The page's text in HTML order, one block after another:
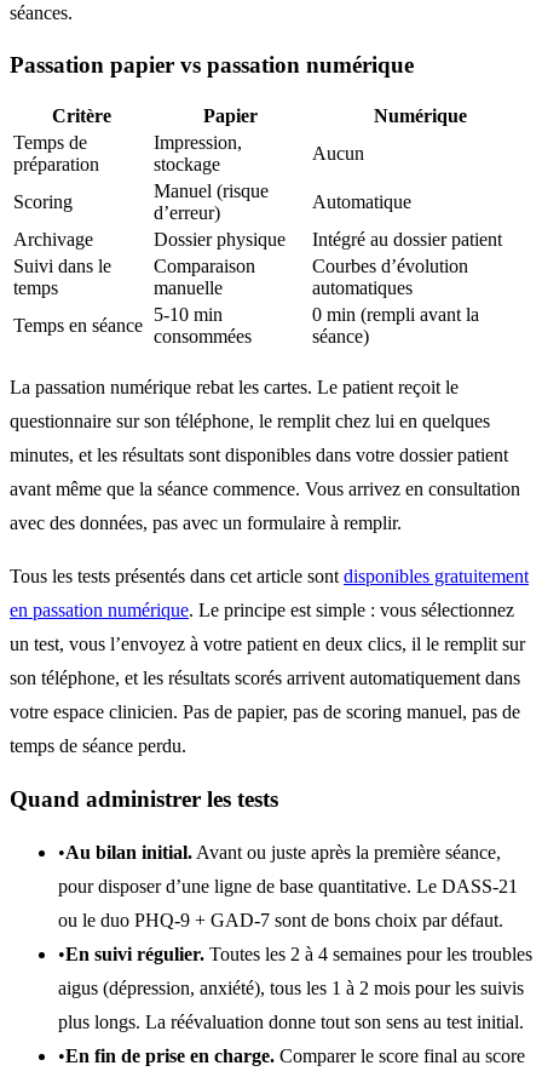
séances.
Passation papier vs passation numérique
Critère Papier
Numérique
Temps de
préparation
Impression,
stockage
Aucun
Scoring
Manuel (risque
d’erreur)
Automatique
Archivage
Dossier physique
Intégré au dossier patient
Suivi dans le
temps
Comparaison
manuelle
Courbes d’évolution
automatiques
Temps en séance
5-10 min
consommées
0 min (rempli avant la
séance)
La passation numérique rebat les cartes. Le patient reçoit le
questionnaire sur son téléphone, le remplit chez lui en quelques
minutes, et les résultats sont disponibles dans votre dossier patient
avant même que la séance commence. Vous arrivez en consultation
avec des données, pas avec un formulaire à remplir.
Tous les tests présentés dans cet article sont disponibles gratuitement
en passation numérique. Le principe est simple : vous sélectionnez
un test, vous l’envoyez à votre patient en deux clics, il le remplit sur
son téléphone, et les résultats scorés arrivent automatiquement dans
votre espace clinicien. Pas de papier, pas de scoring manuel, pas de
temps de séance perdu.
Quand administrer les tests
•Au bilan initial. Avant ou juste après la première séance,
pour disposer d’une ligne de base quantitative. Le DASS-21
ou le duo PHQ-9 + GAD-7 sont de bons choix par défaut.
•En suivi régulier. Toutes les 2 à 4 semaines pour les troubles
aigus (dépression, anxiété), tous les 1 à 2 mois pour les suivis
plus longs. La réévaluation donne tout son sens au test initial.
•En fin de prise en charge. Comparer le score final au score